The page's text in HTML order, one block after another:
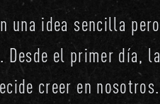
una idea sencilla pero
el primer día, la
creer en nosotros.